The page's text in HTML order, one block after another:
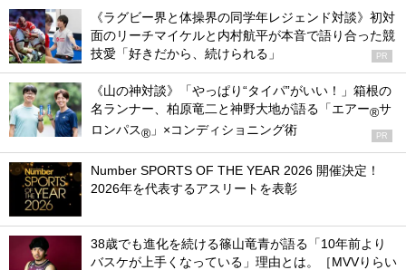
《ラグビー界と体操界の同学年レジェンド対談》初対
面のリーチマイケルと内村航平が本音で語り合った競
技愛「好きだから、続けられる」
PR
《山の神対談》「やっぱり“タイパ”がいい！」箱根の
名ランナー、柏原竜二と神野大地が語る「エアー®サ
ロンパス® 」×コンディショニング術 PR
Number SPORTS OF THE YEAR 2026 開催決定！
2026年を代表するアスリートを表彰
38歳でも進化を続ける篠山竜青が語る「10年前より
バスケが上手くなっている」理由とは。［MVVりらい